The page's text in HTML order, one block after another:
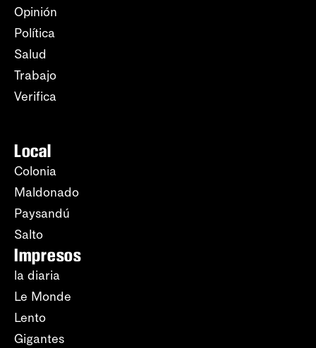
Opinión
Política
Salud
Trabajo
Verifica
Local
Colonia
Maldonado
Paysandú
Salto
Impresos
la diaria
Le Monde
Lento
Gigantes